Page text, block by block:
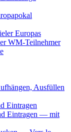
Europas
WM-Teilnehmer
Ausfüllen
Eintragen
Eintragen — mit